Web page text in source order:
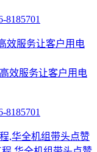
8185701
效服务让客户用电
8185701
,华全机组带头点赞